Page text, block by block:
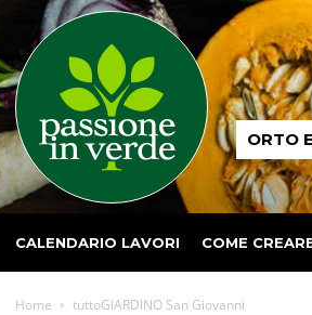
Passione
in ORTO
CALENDARIO LAVORI COME
Home tuttoGIARDINO San Giovanni